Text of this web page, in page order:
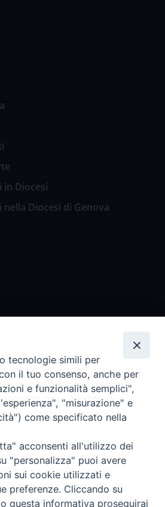
in Diocesi
nella Diocesi di Genova
Informativa Cookie
tecnologie simili per
il tuo consenso, anche per
e funzionalità semplici",
"misurazione" e
come specificato nella
acconsenti all'utilizzo dei
"personalizza" puoi avere
sui cookie utilizzati e
preferenze. Cliccando su
questa informativa proseguirai